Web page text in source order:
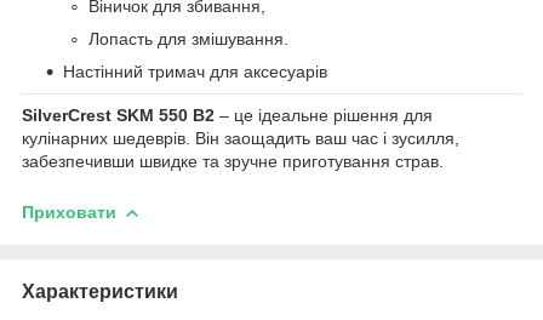
Віничок для збивання,
Лопасть для змішування.
Настінний тримач для аксесуарів
SilverCrest SKM 550 B2 – це ідеальне рішення для
кулінарних шедеврів. Він заощадить ваш час і зусилля,
забезпечивши швидке та зручне приготування страв.
Приховати
Характеристики